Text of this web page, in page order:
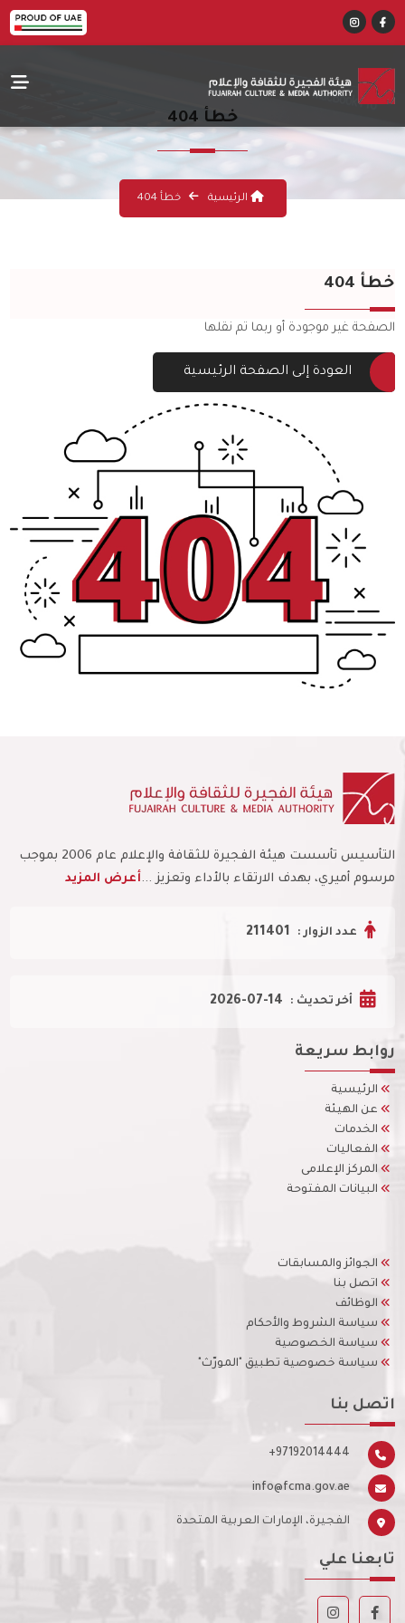
خطأ 404
الرئيسية خطأ 404
خطأ 404
الصفحة غير موجودة أو ربما تم نقلها
العودة إلى الصفحة الرئيسية
التأسيس تأسست هيئة الفجيرة للثقافة والإعلام عام 2006 بموجب
مرسوم أميري، بهدف الارتقاء بالأداء وتعزيز ...أعرض المزيد
عدد الزوار : 211401
أخر تحديث : 2026-07-14
روابط سريعة
الرئيسية
عن الهيئة
الخدمات
الفعاليات
المركز الإعلامى
البيانات المفتوحة
الجوائز والمسابقات
اتصل بنا
الوظائف
سياسة الشروط والأحكام
سياسة الخصوصية
سياسة خصوصية تطبيق "المورّث"
اتصل بنا
+97192014444
info@fcma.gov.ae
الفجيرة، الإمارات العربية المتحدة
تابعنا علي